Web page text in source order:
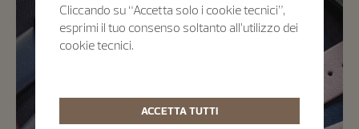
Cliccando su “Accetta solo i cookie tecnici”,
esprimi il tuo consenso soltanto all’utilizzo dei
cookie tecnici.
ACCETTA TUTTI